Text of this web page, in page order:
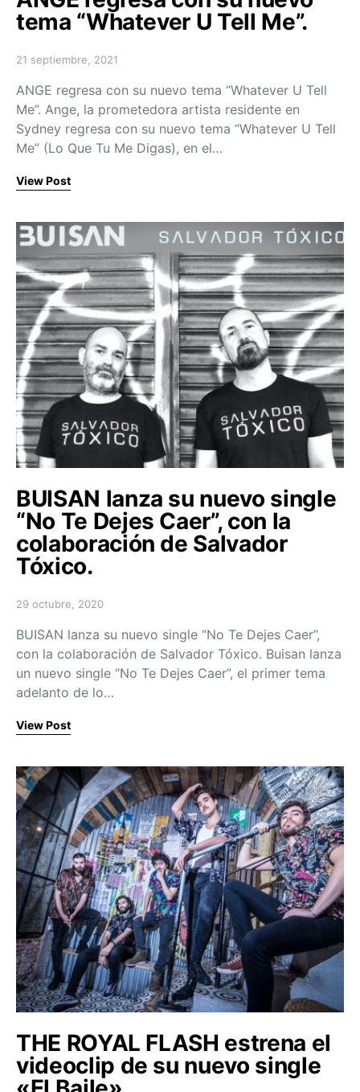
tema “Whatever U Tell Me”.
Posted on
21 septiembre, 2021
ANGE regresa con su nuevo tema “Whatever U Tell
Me”. Ange, la prometedora artista residente en
Sydney regresa con su nuevo tema “Whatever U Tell
Me” (Lo Que Tu Me Digas), en el…
View Post
BUISAN lanza su nuevo single
“No Te Dejes Caer”, con la
colaboración de Salvador
Tóxico.
Posted on
29 octubre, 2020
BUISAN lanza su nuevo single “No Te Dejes Caer”,
con la colaboración de Salvador Tóxico. Buisan lanza
un nuevo single “No Te Dejes Caer”, el primer tema
adelanto de lo…
View Post
THE ROYAL FLASH estrena el
videoclip de su nuevo single